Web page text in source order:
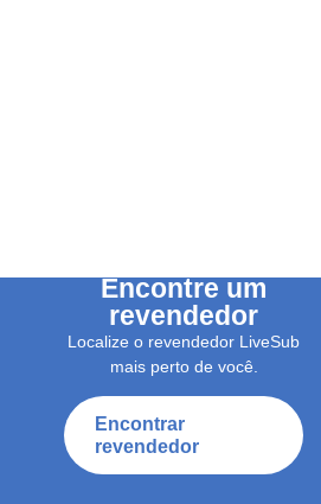
Encontre um
revendedor
Localize o revendedor LiveSub
mais perto de você.
Encontrar
revendedor